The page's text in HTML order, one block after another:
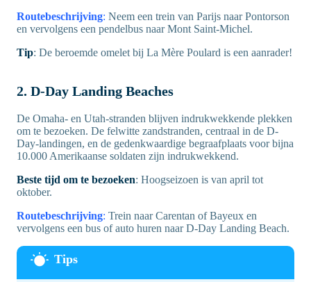
Routebeschrijving: Neem een trein van Parijs naar Pontorson
en vervolgens een pendelbus naar Mont Saint-Michel.
Tip: De beroemde omelet bij La Mère Poulard is een aanrader!
2. D-Day Landing Beaches
De Omaha- en Utah-stranden blijven indrukwekkende plekken
om te bezoeken. De felwitte zandstranden, centraal in de D-
Day-landingen, en de gedenkwaardige begraafplaats voor bijna
10.000 Amerikaanse soldaten zijn indrukwekkend.
Beste tijd om te bezoeken: Hoogseizoen is van april tot
oktober.
Routebeschrijving: Trein naar Carentan of Bayeux en
vervolgens een bus of auto huren naar D-Day Landing Beach.